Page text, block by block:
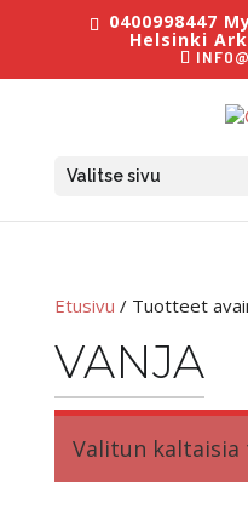
0400998447
Helsinki
Valitse sivu
Etusivu / Tuotteet
VANJA
Valitun